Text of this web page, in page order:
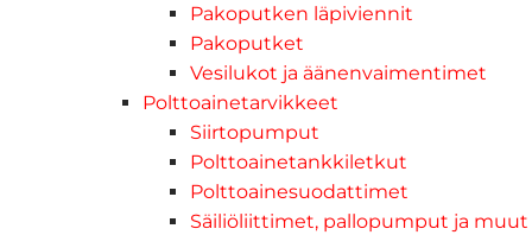
Pakoputken läpiviennit
Pakoputket
Vesilukot ja äänenvaimentimet
Polttoainetarvikkeet
Siirtopumput
Polttoainetankkiletkut
Polttoainesuodattimet
Säiliöliittimet, pallopumput ja muut